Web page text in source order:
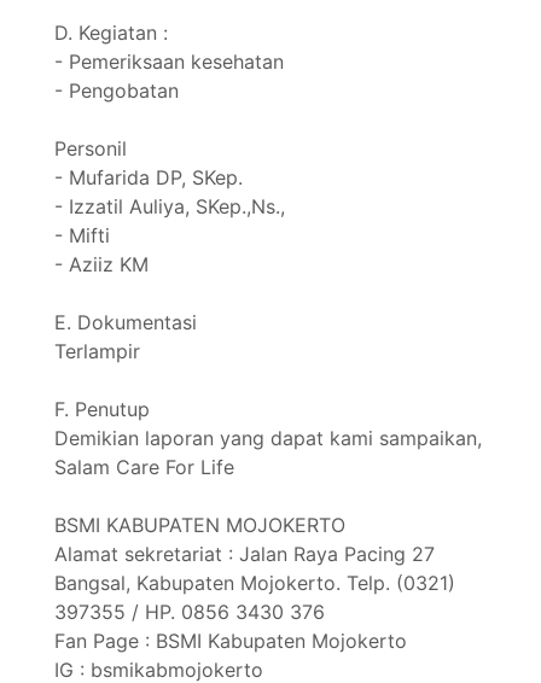
D. Kegiatan :
- Pemeriksaan kesehatan
- Pengobatan
Personil
- Mufarida DP, SKep.
- Izzatil Auliya, SKep.,Ns.,
- Mifti
- Aziiz KM
E. Dokumentasi
Terlampir
F. Penutup
Demikian laporan yang dapat kami sampaikan,
Salam Care For Life
BSMI KABUPATEN MOJOKERTO
Alamat sekretariat : Jalan Raya Pacing 27
Bangsal, Kabupaten Mojokerto. Telp. (0321)
397355 / HP. 0856 3430 376
Fan Page : BSMI Kabupaten Mojokerto
IG : bsmikabmojokerto